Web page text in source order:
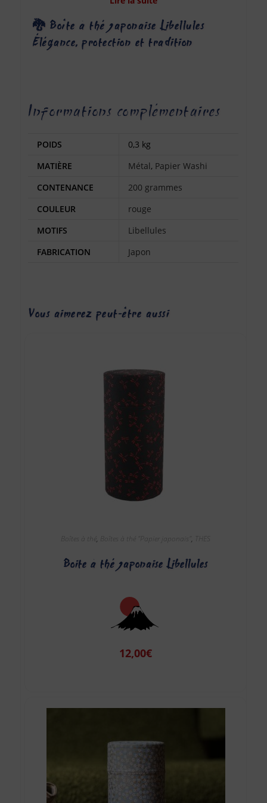
🐉 Boîte à thé japonaise Libellules –
Élégance, protection et tradition
Informations complémentaires
POIDS
0,3 kg
MATIÈRE
Métal, Papier Washi
CONTENANCE
200 grammes
COULEUR
rouge
MOTIFS
Libellules
FABRICATION
Japon
Vous aimerez peut-être aussi…
Boîtes à thé, Boîtes à thé "Papier japonais", THES
Boite à thé japonaise Libellules
12,00€